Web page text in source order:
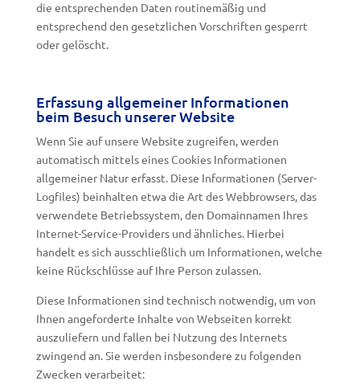
die entsprechenden Daten routinemäßig und
entsprechend den gesetzlichen Vorschriften gesperrt
oder gelöscht.
Erfassung allgemeiner Informationen
beim Besuch unserer Website
Wenn Sie auf unsere Website zugreifen, werden
automatisch mittels eines Cookies Informationen
allgemeiner Natur erfasst. Diese Informationen (Server-
Logfiles) beinhalten etwa die Art des Webbrowsers, das
verwendete Betriebssystem, den Domainnamen Ihres
Internet-Service-Providers und ähnliches. Hierbei
handelt es sich ausschließlich um Informationen, welche
keine Rückschlüsse auf Ihre Person zulassen.
Diese Informationen sind technisch notwendig, um von
Ihnen angeforderte Inhalte von Webseiten korrekt
auszuliefern und fallen bei Nutzung des Internets
zwingend an. Sie werden insbesondere zu folgenden
Zwecken verarbeitet: